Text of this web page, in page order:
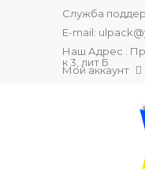
Служба
E-mail:
Наш Адрес :
к 3, лит Б
Мой аккаунт